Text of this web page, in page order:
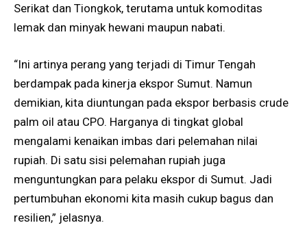
Serikat dan Tiongkok, terutama untuk komoditas
lemak dan minyak hewani maupun nabati.
“Ini artinya perang yang terjadi di Timur Tengah
berdampak pada kinerja ekspor Sumut. Namun
demikian, kita diuntungan pada ekspor berbasis crude
palm oil atau CPO. Harganya di tingkat global
mengalami kenaikan imbas dari pelemahan nilai
rupiah. Di satu sisi pelemahan rupiah juga
menguntungkan para pelaku ekspor di Sumut. Jadi
pertumbuhan ekonomi kita masih cukup bagus dan
resilien,” jelasnya.